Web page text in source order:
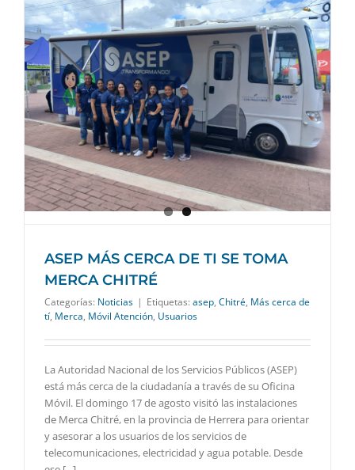
ASEP MÁS CERCA DE TI SE TOMA
MERCA CHITRÉ
Categorías: Noticias | Etiquetas: asep, Chitré, Más cerca de
tí, Merca, Móvil Atención, Usuarios
La Autoridad Nacional de los Servicios Públicos (ASEP)
está más cerca de la ciudadanía a través de su Oficina
Móvil. El domingo 17 de agosto visitó las instalaciones
de Merca Chitré, en la provincia de Herrera para orientar
y asesorar a los usuarios de los servicios de
telecomunicaciones, electricidad y agua potable. Desde